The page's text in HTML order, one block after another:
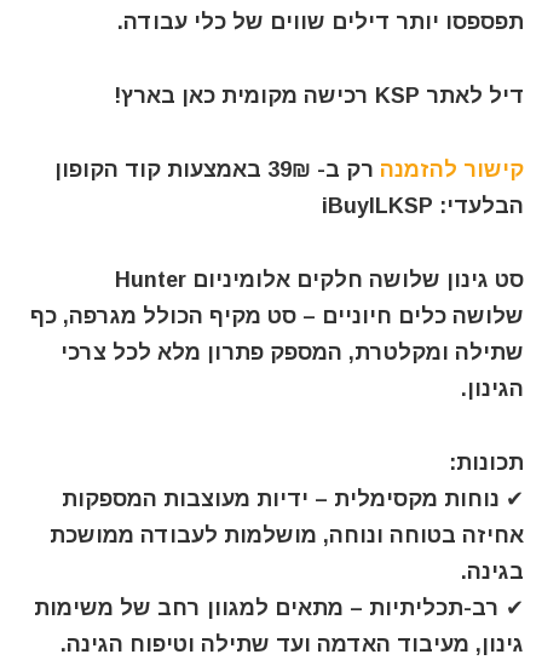
תפספסו יותר דילים שווים של כלי עבודה.
דיל לאתר KSP רכישה מקומית כאן בארץ!
קישור להזמנה
רק ב- 39₪ באמצעות קוד הקופון
הבלעדי: iBuyILKSP
סט גינון שלושה חלקים אלומיניום Hunter
שלושה כלים חיוניים – סט מקיף הכולל מגרפה, כף
שתילה ומקלטרת, המספק פתרון מלא לכל צרכי
הגינון.
תכונות:
✔ נוחות מקסימלית – ידיות מעוצבות המספקות
אחיזה בטוחה ונוחה, מושלמות לעבודה ממושכת
בגינה.
✔ רב-תכליתיות – מתאים למגוון רחב של משימות
גינון, מעיבוד האדמה ועד שתילה וטיפוח הגינה.